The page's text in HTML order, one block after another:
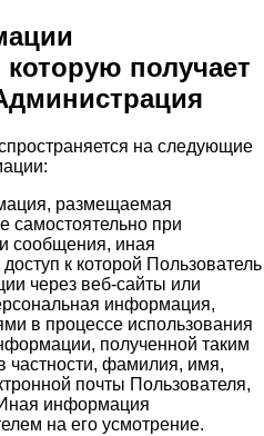
получает
на следующие
размещаемая
самостоятельно при
сообщения, иная
к которой Пользователь
через веб-сайты или
информация,
в процессе использования
полученной таким
частности, фамилия, имя,
почты Пользователя,
Иная информация
на его усмотрение.